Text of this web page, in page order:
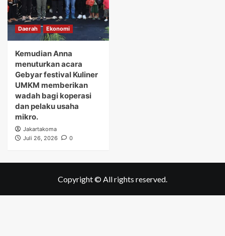
Daerah Ekonomi
Kemudian Anna
menuturkan acara
Gebyar festival Kuliner
UMKM memberikan
wadah bagi koperasi
dan pelaku usaha
mikro.
Jakartakoma
Juli 26, 2026
0
Copyright © All rights reserved.